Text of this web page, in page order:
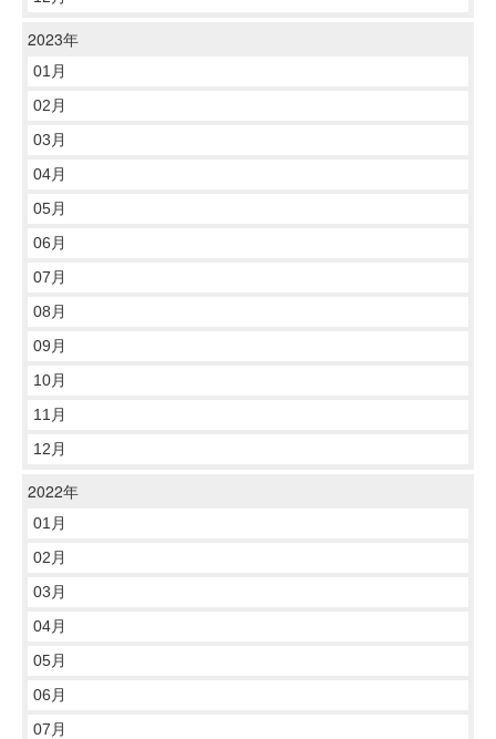
2023年
01月
02月
03月
04月
05月
06月
07月
08月
09月
10月
11月
12月
2022年
01月
02月
03月
04月
05月
06月
07月